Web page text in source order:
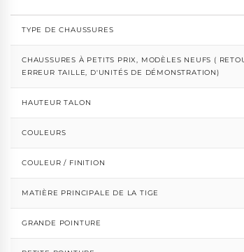
TYPE DE CHAUSSURES
CHAUSSURES À PETITS PRIX, MODÈLES NEUFS (
ERREUR TAILLE, D'UNITÉS DE DÉMONSTRATION)
HAUTEUR TALON
COULEURS
COULEUR / FINITION
MATIÈRE PRINCIPALE DE LA TIGE
GRANDE POINTURE